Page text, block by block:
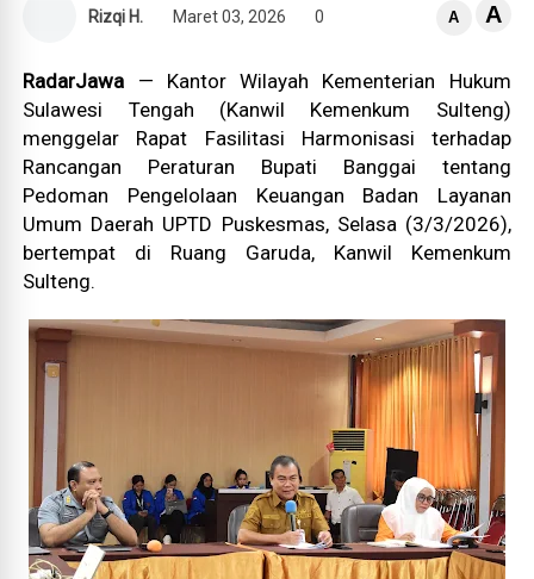
Rizqi H. Maret 03, 2026 0 A A
RadarJawa — Kantor Wilayah Kementerian Hukum
Sulawesi Tengah (Kanwil Kemenkum Sulteng)
menggelar Rapat Fasilitasi Harmonisasi terhadap
Rancangan Peraturan Bupati Banggai tentang
Pedoman Pengelolaan Keuangan Badan Layanan
Umum Daerah UPTD Puskesmas, Selasa (3/3/2026),
bertempat di Ruang Garuda, Kanwil Kemenkum
Sulteng.